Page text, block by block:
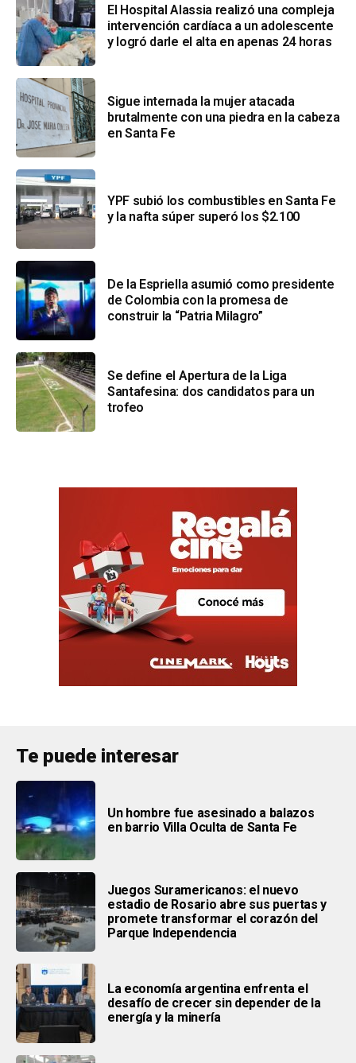
El Hospital Alassia realizó una compleja
intervención cardíaca a un adolescente
y logró darle el alta en apenas 24 horas
Sigue internada la mujer atacada
brutalmente con una piedra en la cabeza
en Santa Fe
YPF subió los combustibles en Santa Fe
y la nafta súper superó los $2.100
De la Espriella asumió como presidente
de Colombia con la promesa de
construir la “Patria Milagro”
Se define el Apertura de la Liga
Santafesina: dos candidatos para un
trofeo
Te puede interesar
Un hombre fue asesinado a balazos
en barrio Villa Oculta de Santa Fe
Juegos Suramericanos: el nuevo
estadio de Rosario abre sus puertas y
promete transformar el corazón del
Parque Independencia
La economía argentina enfrenta el
desafío de crecer sin depender de la
energía y la minería